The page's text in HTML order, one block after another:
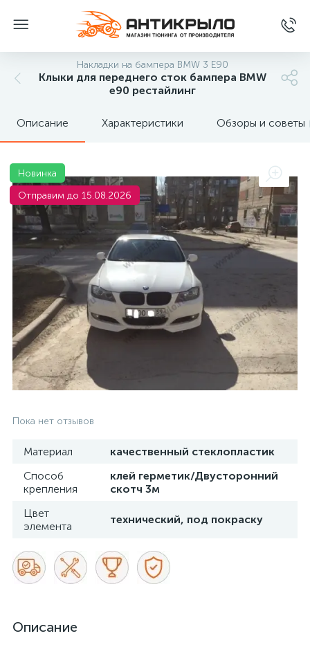
Накладки на бампера BMW 3 Е90
Клыки для переднего сток бампера BMW
е90 рестайлинг
Описание Характеристики Обзоры и советы
Новинка
Отправим до 15.08.2026
Пока нет отзывов
Материал
качественный стеклопластик
Способ
крепления
клей герметик/Двусторонний
скотч 3м
Цвет
элемента
технический, под покраску
Описание